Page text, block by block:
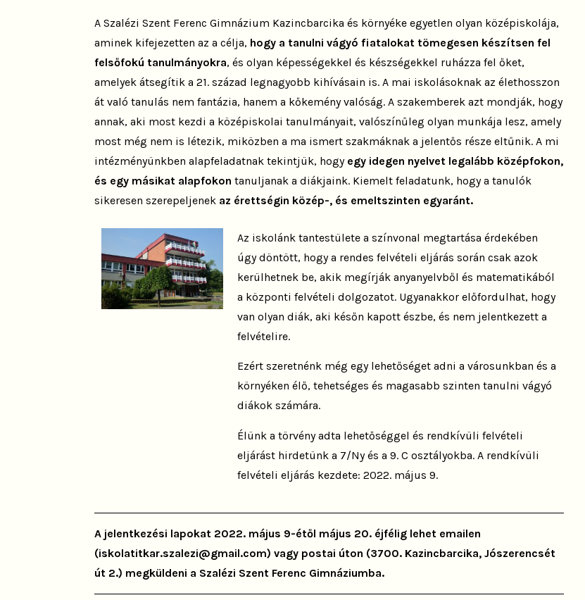
A Szalézi Szent Ferenc Gimnázium Kazincbarcika és környéke egyetlen olyan középiskolája,
aminek kifejezetten az a célja, hogy a tanulni vágyó fiatalokat tömegesen készítsen fel
felsőfokú tanulmányokra, és olyan képességekkel és készségekkel ruházza fel őket,
amelyek átsegítik a 21. század legnagyobb kihívásain is. A mai iskolásoknakaz élethosszon
át való tanulás nem fantázia, hanem a kőkemény valóság. A szakemberek azt mondják, hogy
annak, aki most kezdi a középiskolai tanulmányait, valószínűleg olyan munkája lesz, amely
most még nem is létezik, miközben a ma ismert szakmáknak a jelentős része eltűnik. A mi
intézményünkben alapfeladatnak tekintjük, hogy egy idegen nyelvet legalább középfokon,
és egy másikat alapfokon tanuljanak a diákjaink. Kiemelt feladatunk, hogy a tanulók
sikeresen szerepeljenek az érettségin közép-, és emeltszinten egyaránt.
Az iskolánk tantestülete a színvonal megtartása érdekében
úgy döntött, hogy a rendes felvételi eljárás során csak azok
kerülhetnek be, akik megírják anyanyelvből és matematikából
a központi felvételi dolgozatot. Ugyanakkor előfordulhat, hogy
van olyan diák, aki későn kapott észbe, és nem jelentkezett a
felvételire.
Ezért szeretnénk még egy lehetőséget adni a városunkban és a
környéken élő, tehetséges és magasabb szinten tanulni vágyó
diákok számára.
Élünk a törvény adta lehetőséggel és rendkívüli felvételi
eljárást hirdetünk a 7/Ny és a 9. C osztályokba. A rendkívüli
felvételi eljárás kezdete: 2022. május 9.
A jelentkezési lapokat 2022. május 9-étől május 20. éjfélig lehet emailen
(iskolatitkar.szalezi@gmail.com) vagy postai úton (3700. Kazincbarcika, Jószerencsét
út 2.) megküldeni a Szalézi Szent Ferenc Gimnáziumba.